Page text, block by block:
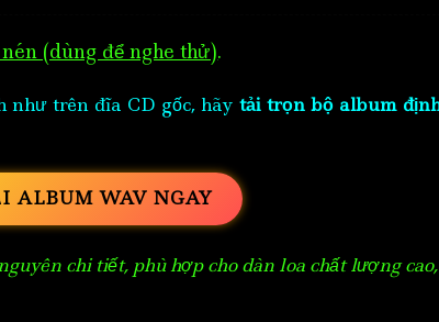
(dùng để nghe thử).
trên đĩa CD gốc, hãy tải trọn bộ album
ALBUM WAV NGAY
chi tiết, phù hợp cho dàn loa chất lượng